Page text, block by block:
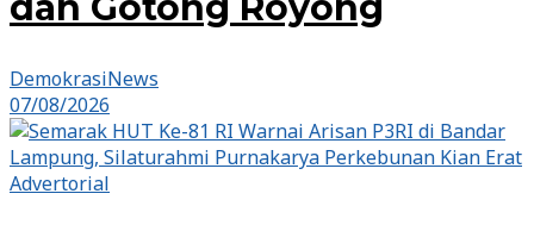
DemokrasiNews
07/08/2026
Advertorial